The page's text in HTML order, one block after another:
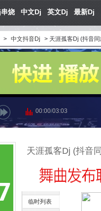
烧 中文Dj 英文Dj 最新Dj
> 中文抖音Dj > 天涯孤客Dj (抖音
00:00/03:03
天涯孤客Dj (抖音
临时列表